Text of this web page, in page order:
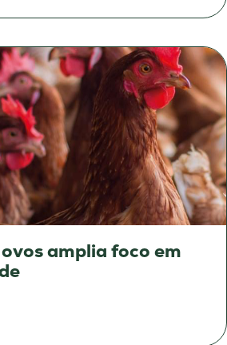
amplia foco em